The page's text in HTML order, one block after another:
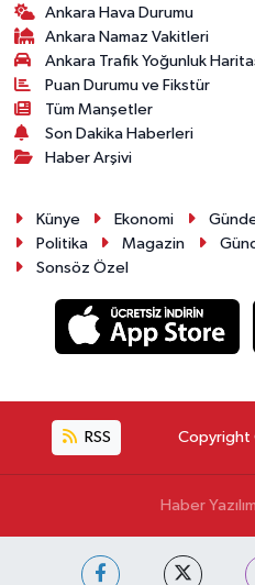
Ankara Hava Durumu
Ankara Namaz Vakitleri
Ankara Trafik Yoğunluk
Puan Durumu ve Fikstür
Tüm Manşetler
Son Dakika Haberleri
Haber Arşivi
Künye Ekonomi
Politika
Magazin
Sonsöz Özel
RSS Copyright
Haber